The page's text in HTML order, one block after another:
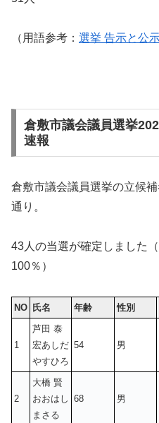
（用語参考： 選挙 告示と公
倉敷市議会議員選挙
速報
倉敷市議会議員選挙の立候
通り。
43人の当選が確定しました
100％）
NO 氏名 年齢 性別
1
芦田 泰
宏あしだ
やすひろ
54 男
2
大橋 賢
おおはし
まさる
68 男